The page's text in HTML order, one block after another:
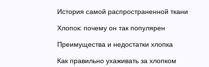
История самой распространенной ткани
Хлопок: почему он так популярен
Преимущества и недостатки хлопка
Как правильно ухаживать за хлопком